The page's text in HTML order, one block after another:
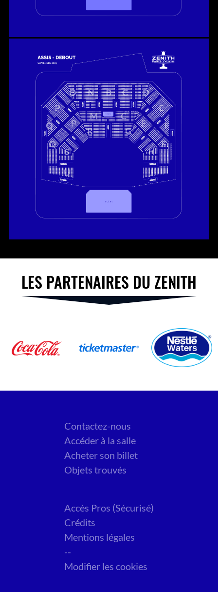
LES PARTENAIRES DU ZENITH
Contactez-nous
Accéder à la salle
Acheter son billet
Objets trouvés
Accès Pros (Sécurisé)
Crédits
Mentions légales
--
Modifier les cookies